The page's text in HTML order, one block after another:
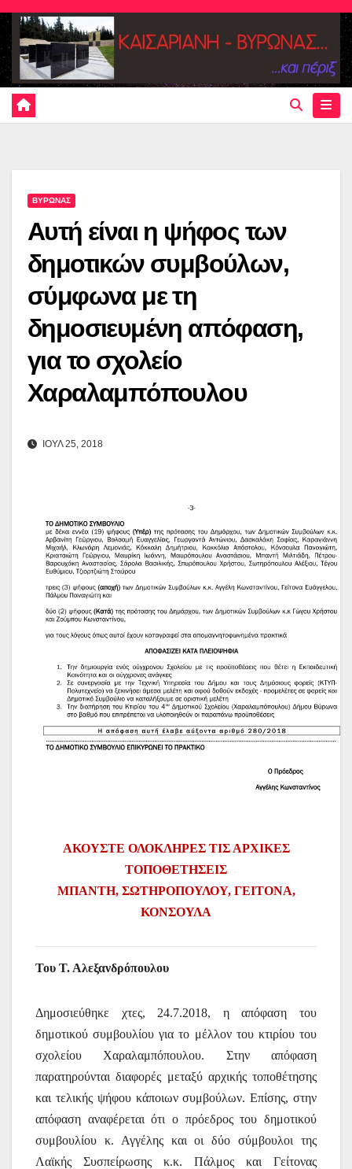
Skip
content
ΒΥΡΩΝΑΣ
Αυτή είναι η ψήφος των
δημοτικών συμβούλων,
σύμφωνα με τη
δημοσιευμένη απόφαση,
για το σχολείο
Χαραλαμπόπουλου
ΙΟΥΛ 25, 2018
ΑΚΟΥΣΤΕ ΟΛΟΚΛΗΡΕΣ ΤΙΣ ΑΡΧΙΚΕΣ
ΤΟΠΟΘΕΤΗΣΕΙΣ
ΜΠΑΝΤΗ, ΣΩΤΗΡΟΠΟΥΛΟΥ, ΓΕΙΤΟΝΑ,
ΚΟΝΣΟΥΛΑ
Του Τ. Αλεξανδρόπουλου
Δημοσιεύθηκε χτες, 24.7.2018, η απόφαση του
δημοτικού συμβουλίου για το μέλλον του κτιρίου του
σχολείου Χαραλαμπόπουλου. Στην απόφαση
παρατηρούνται διαφορές μεταξύ αρχικής τοποθέτησης
και τελικής ψήφου κάποιων συμβούλων. Επίσης, στην
απόφαση αναφέρεται ότι ο πρόεδρος του δημοτικού
συμβουλίου κ. Αγγέλης και οι δύο σύμβουλοι της
Λαϊκής Συσπείρωσης κ.κ. Πάλμος και Γείτονας